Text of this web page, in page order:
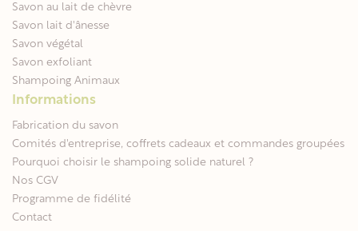
Savon au lait de chèvre
Savon lait d'ânesse
Savon végétal
Savon exfoliant
Shampoing Animaux
Informations
Fabrication du savon
Comités d'entreprise, coffrets cadeaux et commandes groupées
Pourquoi choisir le shampoing solide naturel ?
Nos CGV
Programme de fidélité
Contact